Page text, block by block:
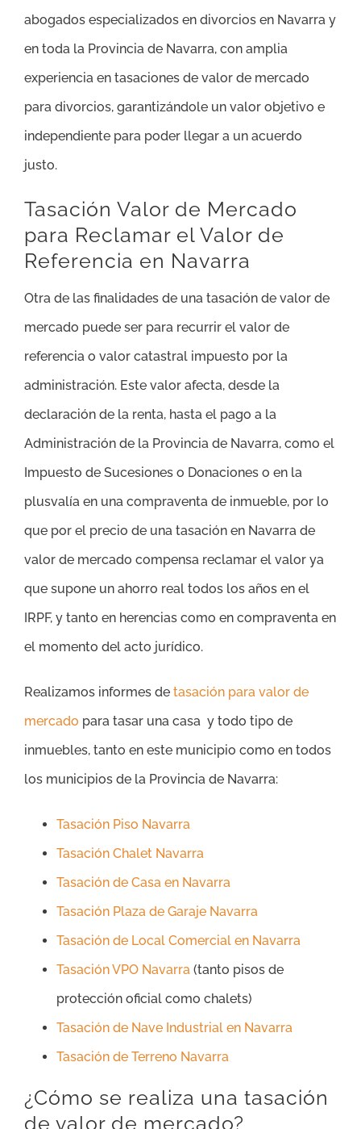
abogados especializados en divorcios en Navarra y
en toda la Provincia de Navarra, con amplia
experiencia en tasaciones de valor de mercado
para divorcios, garantizándole un valor objetivo e
independiente para poder llegar a un acuerdo
justo.
Tasación Valor de Mercado
para Reclamar el Valor de
Referencia en Navarra
Otra de las finalidades de una tasación de valor de
mercado puede ser para recurrir el valor de
referencia o valor catastral impuesto por la
administración. Este valor afecta, desde la
declaración de la renta, hasta el pago a la
Administración de la Provincia de Navarra, como el
Impuesto de Sucesiones o Donaciones o en la
plusvalía en una compraventa de inmueble, por lo
que por el precio de una tasación en Navarra de
valor de mercado compensa reclamar el valor ya
que supone un ahorro real todos los años en el
IRPF, y tanto en herencias como en compraventa en
el momento del acto jurídico.
Realizamos informes de tasación para valor de
mercado para tasar una casa y todo tipo de
inmuebles, tanto en este municipio como en todos
los municipios de la Provincia de Navarra:
Tasación Piso Navarra
Tasación Chalet Navarra
Tasación de Casa en Navarra
Tasación Plaza de Garaje Navarra
Tasación de Local Comercial en Navarra
Tasación VPO Navarra (tanto pisos de
protección oficial como chalets)
Tasación de Nave Industrial en Navarra
Tasación de Terreno Navarra
¿Cómo se realiza una tasación
de valor de mercado?